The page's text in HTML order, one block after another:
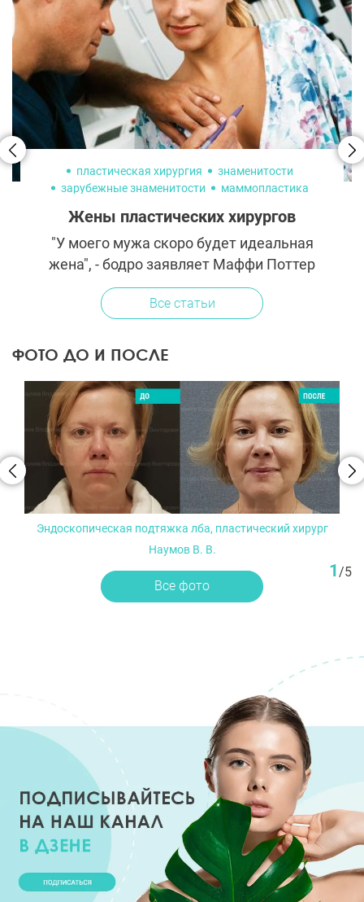
пластическая хирургия
знаменитости
зарубежные знаменитости
маммопластика
Жены пластических хирургов
"У моего мужа скоро будет идеальная
жена", - бодро заявляет Маффи Поттер
Астон. О! Что это значит? Так как она
замужем за Шеррелом Астоном, ведущим
Все статьи
ФОТО ДО И ПОСЛЕ
Эндоскопическая подтяжка лба, пластический хирург
Наумов В. В.
1/5
Все фото